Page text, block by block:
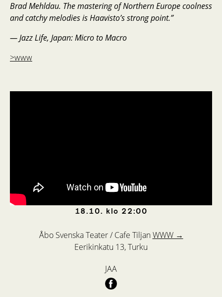
18.10. klo 22:00
Åbo Svenska Teater / Cafe TiljanWWW →
Eerikinkatu 13, Turku
JAA
Brad Mehldau. The mastering of Northern Europe coolness
and catchy melodies is Haavisto’s strong point.”
— Jazz Life, Japan: Micro to Macro
>www